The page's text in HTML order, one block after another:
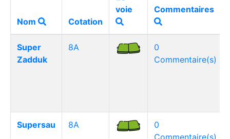
Nom Cotation
voie
Commentaires
Super
Zadduk
8A
0
Commentaire(s)
Supersau 8A
0
Commentaire(s)